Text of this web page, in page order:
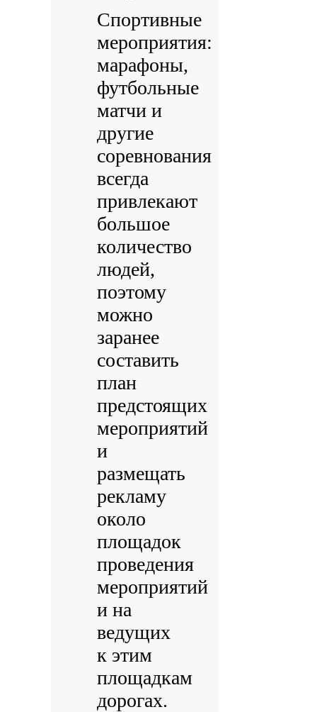
Спортивные
мероприятия:
марафоны,
футбольные
матчи и
другие
соревнования
всегда
привлекают
большое
количество
людей,
поэтому
можно
заранее
составить
план
предстоящих
мероприятий
и
размещать
рекламу
около
площадок
проведения
мероприятий
и на
ведущих
к этим
площадкам
дорогах.